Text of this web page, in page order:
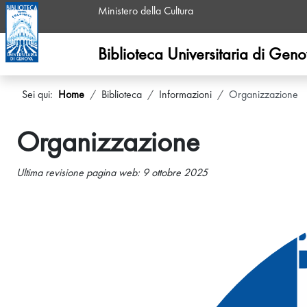
Ministero della Cultura
Biblioteca Universitaria di
Sei qui: Home Biblioteca Informazioni Organizzazione
Organizzazione
Ultima revisione pagina web: 9 ottobre 2025